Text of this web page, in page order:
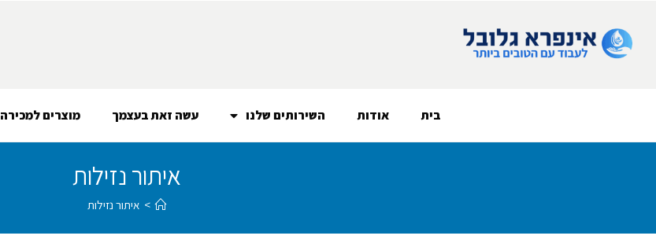
בית אודות השירותים שלנו עשה זאת בעצמך מוצרים למכירה
איתור נזילות
> איתור נזילות